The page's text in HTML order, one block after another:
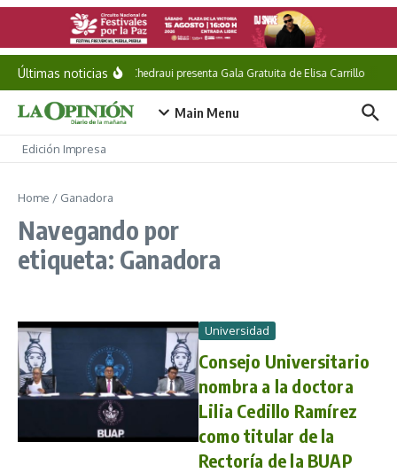
Saltar al contenido
Últimas noticiasPepe Chedraui presenta Gala Gratuita de Elisa Carrillo
Main Menu
Edición Impresa
Home / Ganadora
Navegando por
etiqueta: Ganadora
Universidad
Consejo Universitario
nombra a la doctora
Lilia Cedillo Ramírez
como titular de la
Rectoría de la BUAP